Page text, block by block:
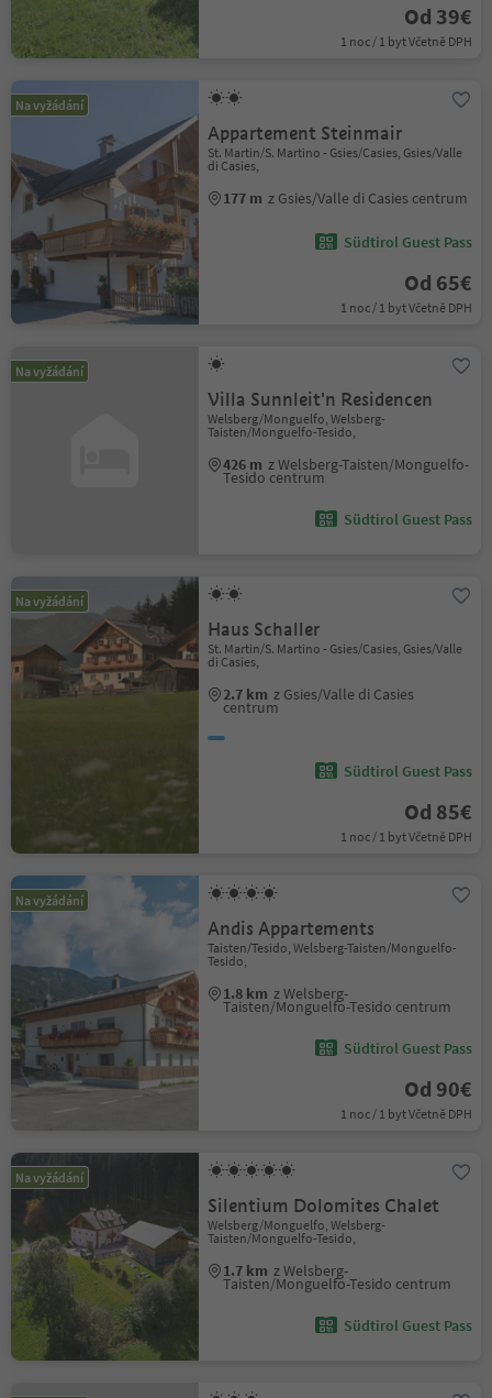
Od 39€
1 noc / 1 byt Včetně DPH
Na vyžádání
Appartement Steinmair
St. Martin/S. Martino - Gsies/Casies, Gsies/Valle
di Casies,
177 m z Gsies/Valle di Casies centrum
Südtirol Guest Pass
Od 65€
1 noc / 1 byt Včetně DPH
Na vyžádání
Villa Sunnleit'n Residencen
Welsberg/Monguelfo, Welsberg-
Taisten/Monguelfo-Tesido,
426 m z Welsberg-Taisten/Monguelfo-
Tesido centrum
Südtirol Guest Pass
Na vyžádání
Haus Schaller
St. Martin/S. Martino - Gsies/Casies, Gsies/Valle
di Casies,
2.7 km z Gsies/Valle di Casies
centrum
Südtirol Guest Pass
Od 85€
1 noc / 1 byt Včetně DPH
Na vyžádání
Andis Appartements
Taisten/Tesido, Welsberg-Taisten/Monguelfo-
Tesido,
1.8 km z Welsberg-
Taisten/Monguelfo-Tesido centrum
Südtirol Guest Pass
Od 90€
1 noc / 1 byt Včetně DPH
Na vyžádání
Silentium Dolomites Chalet
Welsberg/Monguelfo, Welsberg-
Taisten/Monguelfo-Tesido,
1.7 km z Welsberg-
Taisten/Monguelfo-Tesido centrum
Südtirol Guest Pass